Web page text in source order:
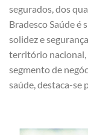
segurados, dos
Bradesco Saúde é
solidez e
território nacional,
segmento de
saúde, destaca-se